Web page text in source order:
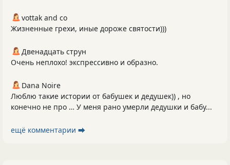
vottak and co
Жизненные грехи, иные дороже святости)))
Двенадцать струн
Очень неплохо! экспрессивно и образно.
Dana Noire
Люблю такие истории от бабушек и дедушек)) , но
конечно не про … У меня рано умерли дедушки и бабу...
ещё комментарии ⮕